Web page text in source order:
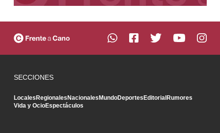
SECCIONES
LocalesRegionalesNacionalesMundoDeportesEditorialRumores
Vida y OcioEspectáculos